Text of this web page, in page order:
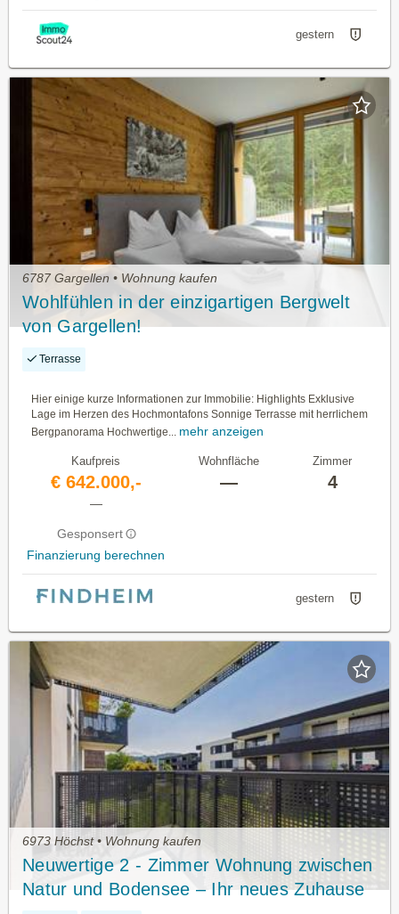
gestern
6787 Gargellen • Wohnung kaufen
Wohlfühlen in der einzigartigen Bergwelt
von Gargellen!
Terrasse
Hier einige kurze Informationen zur Immobilie: Highlights Exklusive
Lage im Herzen des Hochmontafons Sonnige Terrasse mit herrlichem
Bergpanorama Hochwertige...
mehr anzeigen
Kaufpreis
€ 642.000,-
—
Gesponsert
Finanzierung berechnen
Wohnfläche
—
Zimmer
4
gestern
6973 Höchst • Wohnung kaufen
Neuwertige 2 - Zimmer Wohnung zwischen
Natur und Bodensee – Ihr neues Zuhause